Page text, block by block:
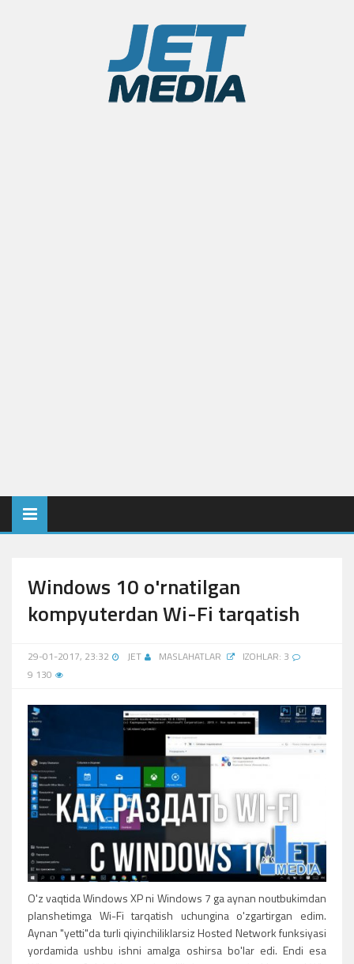
Windows 10 o'rnatilgan
kompyuterdan Wi-Fi tarqatish
29-01-2017, 23:32 JET MASLAHATLAR
IZOHLAR: 3
9 130
O'z vaqtida Windows XP ni Windows 7 ga aynan noutbukimdan
planshetimga Wi-Fi tarqatish uchungina o'zgartirgan edim.
Aynan "yetti"da turli qiyinchiliklarsiz Hosted Network funksiyasi
yordamida ushbu ishni amalga oshirsa bo'lar edi. Endi esa